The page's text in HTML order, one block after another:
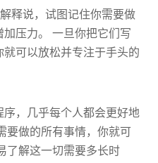
释说，试图记住你需要做
压力。 一旦你把它们写
可以放松并专注于手头的
，几乎每个人都会更好地
要做的所有事情，你就可
了解这一切需要多长时